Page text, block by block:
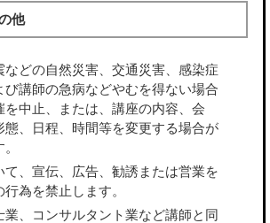
他
などの自然災害、交通災害、感染症
び講師の急病などやむを得ない場合
を中止、または、講座の内容、会
態、日程、時間等を変更する場合が
て、宣伝、広告、勧誘または営業を
為を禁止します。
業、コンサルタント業など講師と同